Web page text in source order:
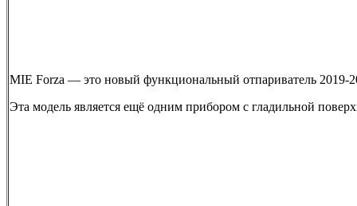
MIE Forza — это новый функциональный отпариватель 2019-
Эта модель является ещё одним прибором с гладильной